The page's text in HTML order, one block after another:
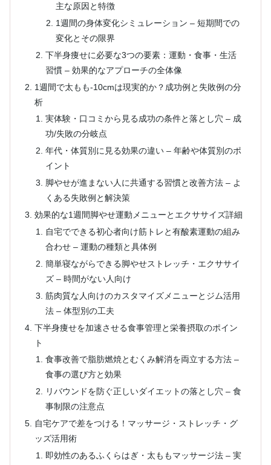
主な原因と特徴
1週間の身体変化シミュレーション – 短期間での
変化とその限界
下半身痩せに必要な3つの要素：運動・食事・生活
習慣 – 効果的なアプローチの全体像
1週間で太もも-10cmは現実的か？成功例と失敗例の分
析
実体験・口コミから見る成功の条件と落とし穴 – 成
功/失敗の分岐点
年代・体質別に見る効果の違い – 年齢や体質別のポ
イント
脚やせが進まない人に共通する習慣と改善方法 – よ
くある失敗例と解決策
効果的な1週間脚やせ運動メニューとエクササイズ詳細
自宅でできる初心者向け筋トレと有酸素運動の組み
合わせ – 運動の種類と具体例
簡単寝ながらできる脚やせストレッチ・エクササイ
ズ – 時間がない人向け
筋肉質な人向けのカスタマイズメニューとジム活用
法 – 体型別の工夫
下半身痩せを加速させる食事管理と栄養摂取のポイン
ト
食事改善で脂肪燃焼とむくみ解消を両立する方法 –
食事の選び方と効果
リバウンドを防ぐ正しいダイエットの落とし穴 – 食
事制限の注意点
自宅ケアで差をつける！マッサージ・ストレッチ・グ
ッズ活用術
即効性のあるふくらはぎ・太ももマッサージ法 – 実